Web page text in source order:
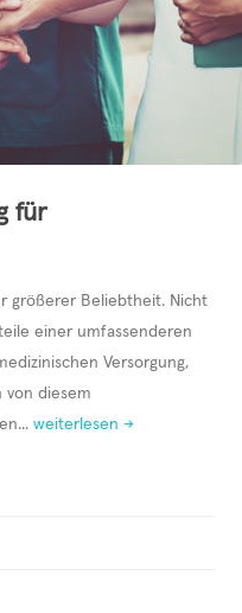
für
größerer Beliebtheit. Nicht
einer umfassenderen
Versorgung,
von diesem
weiterlesen →